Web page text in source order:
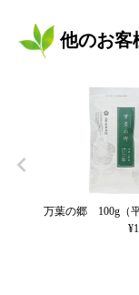
他のお客
万葉の郷 100g（平
¥